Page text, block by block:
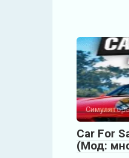
Car For
(Мод: